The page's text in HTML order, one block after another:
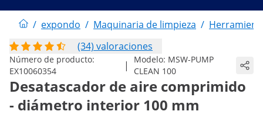
/ expondo / Maquinaria de limpieza /
(34) valoraciones
Número de producto:
EX10060354
| Modelo: MSW-PUMP
CLEAN 100
Desatascador de aire comprimido
- diámetro interior 100 mm